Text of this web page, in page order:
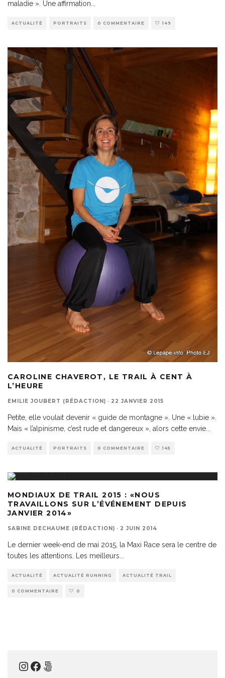
maladie ». Une affirmation
ACTUALITÉ PORTRAITS 0 COMMENTAIRE 149
CAROLINE CHAVEROT, LE TRAIL À CENT À
L’HEURE
EMILIE JOUBERT (RÉDACTION) · 22 JANVIER 2015
Petite, elle voulait devenir « guide de montagne ». Une « lubie ».
Mais « l’alpinisme, c’est rude et dangereux », alors cette envie
ACTUALITÉ PORTRAITS 0 COMMENTAIRE 145
MONDIAUX DE TRAIL 2015 : «NOUS
TRAVAILLONS SUR L’ÉVÉNEMENT DEPUIS
JANVIER 2014»
SABINE DECHAUME (RÉDACTION) · 2 JUIN 2014
Le dernier week-end de mai 2015, la Maxi Race sera le centre de
toutes les attentions. Les meilleurs
ACTUALITÉ ACTUALITÉ RUNNING ACTUALITÉ TRAIL
0 COMMENTAIRE 0
Instagram
Facebook
500px